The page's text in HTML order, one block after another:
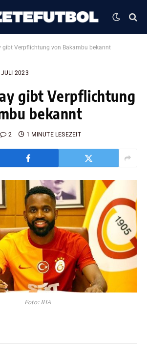
gibt Verpflichtung von Bakambu bekannt
2023
gibt Verpflichtung
bekannt
2 1 MINUTE LESEZEIT
Foto: IHA